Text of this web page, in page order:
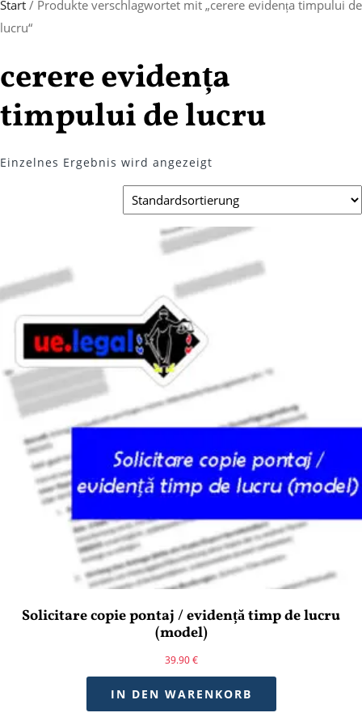
Start / Produkte verschlagwortet mit „cerere evidența timpului de
lucru“
cerere evidența
timpului de lucru
Einzelnes Ergebnis wird angezeigt
Solicitare copie pontaj / evidență timp de lucru
(model)
39.90€
IN DEN WARENKORB